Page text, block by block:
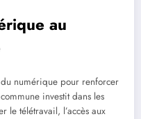
au
numérique pour renforcer
investit dans les
le télétravail, l’accès aux